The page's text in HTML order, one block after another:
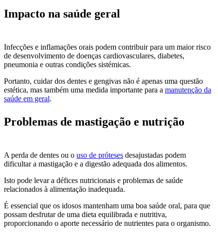
Impacto na saúde geral
Infecções e inflamações orais podem contribuir para um maior risco
de desenvolvimento de doenças cardiovasculares, diabetes,
pneumonia e outras condições sistémicas.
Portanto, cuidar dos dentes e gengivas não é apenas uma questão
estética, mas também uma medida importante para a manutenção da
saúde em geral.
Problemas de mastigação e nutrição
A perda de dentes ou o uso de próteses desajustadas podem
dificultar a mastigação e a digestão adequada dos alimentos.
Isto pode levar a défices nutricionais e problemas de saúde
relacionados à alimentação inadequada.
É essencial que os idosos mantenham uma boa saúde oral, para que
possam desfrutar de uma dieta equilibrada e nutritiva,
proporcionando o aporte necessário de nutrientes para o organismo.